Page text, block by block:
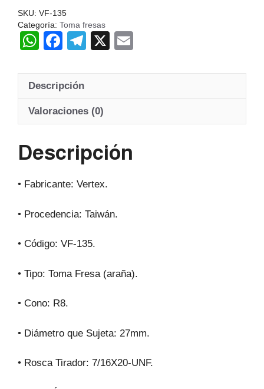
SUJETA
27MM
VERTEX
cantidad
SKU: VF-135
Categoría: Toma fresas
W
at
A
p
F
c
b
o
T
e
a
X
ail
Descripción
Valoraciones (0)
Descripción
• Fabricante: Vertex.
• Procedencia: Taiwán.
• Código: VF-135.
• Tipo: Toma Fresa (araña).
• Cono: R8.
• Diámetro que Sujeta: 27mm.
• Rosca Tirador: 7/16X20-UNF.